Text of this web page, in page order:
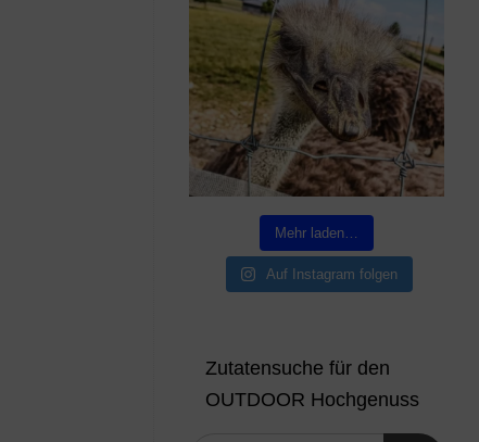
Mehr laden…
Auf Instagram folgen
Zutatensuche für den
OUTDOOR Hochgenuss